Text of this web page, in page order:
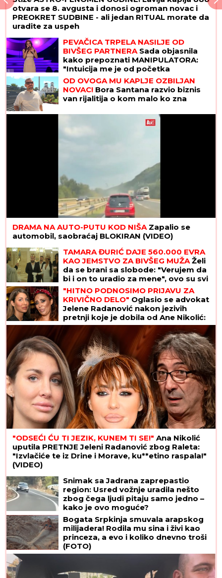
otvara se 8. avgusta i donosi ogroman novac i
PREOKRET SUDBINE - ali jedan RITUAL morate da
uradite za uspeh
PEVAČICA TRPELA NASILJE OD
BIVŠEG PARTNERASada objasnila
kako prepoznati MANIPULATORA:
"Intuicija me je od početka
upozoravala"
OD OVOGA MU KAPLJE OZBILJAN
NOVAC! Bora Santana razvio biznis
van rijalitija o kom malo ko zna
DRAMA NA AUTO-PUTU KOD NIŠAZapalio se
automobil, saobraćaj BLOKIRAN (VIDEO)
TAMARA ĐURIĆ DAJE 560.000 EVRA
KAO JEMSTVO ZA BIVŠEG MUŽAŽeli
da se brani sa slobode: "Verujem da
bi i on to uradio za mene", ovo su svi
detalji
"HITNO PODNOSIMO PRIJAVU ZA
KRIVIČNO DELO" Oglasio se advokat
Jelene Radanović nakon jezivih
pretnji koje je dobila od Ane Nikolić:
"To je sramno"
"ODSEĆI ĆU TI JEZIK, KUNEM TI SE!" Ana Nikolić
uputila PRETNJE Jeleni Radanović zbog Raleta:
"Izvlačiće te iz Drine i Morave, ku**etino raspala!"
(VIDEO)
Snimak sa Jadrana zaprepastio
region: Usred vožnje uradila nešto
zbog čega ljudi pitaju samo jedno –
kako je ovo moguće?
Bogata Srpkinja smuvala arapskog
milijadera! Rodila mu sina i živi kao
princeza, a evo i koliko dnevno troši
(FOTO)